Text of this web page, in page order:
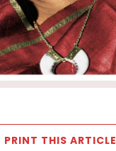
PRINT THIS ARTICLE